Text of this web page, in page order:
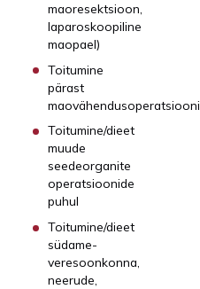
maoresektsioon,
laparoskoopiline
maopael)
Toitumine
pärast
maovähendusoperatsiooni
Toitumine/dieet
muude
seedeorganite
operatsioonide
puhul
Toitumine/dieet
südame-
veresoonkonna,
neerude,